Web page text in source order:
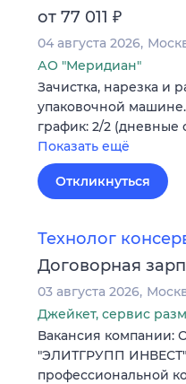
от 77 011 ₽
04 августа 2026
АО "Меридиан"
Зачистка, нарезка и
упаковочной
график: 2/2 (дневные
Показать ещё
Откликнуться
Технолог
Договорная
03 августа 2026
Джейкет, сервис
Вакансия
"ЭЛИТГРУПП ИНВЕСТ"
профессиональной